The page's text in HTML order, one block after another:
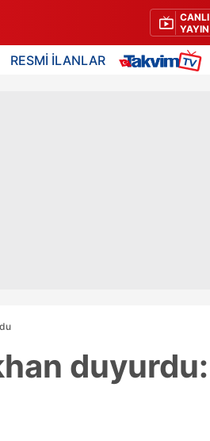
CANLI
YAYIN
RESMİ İLANLAR
duyurdu: